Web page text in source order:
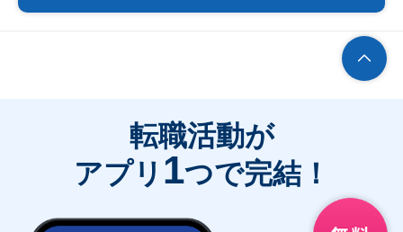
転職活動が
アプリ 1つで完結！